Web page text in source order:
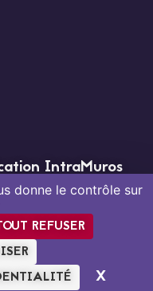
donne le contrôle sur
REFUSER
X
IntraMuros
Digital